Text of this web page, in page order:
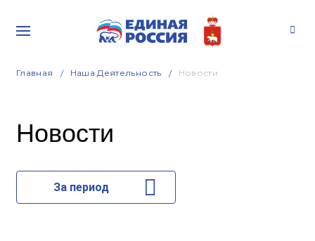
Главная Наша Деятельность Новости
Новости
За период